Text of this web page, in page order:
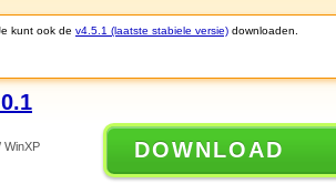
kunt ook de v4.5.1 (laatste stabiele versie) downloaden.
WinXP
DOWNLOAD